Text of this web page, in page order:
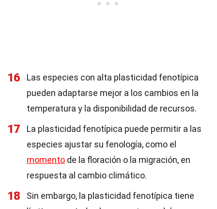
16
Las especies con alta plasticidad fenotípica
pueden adaptarse mejor a los cambios en la
temperatura y la disponibilidad de recursos.
17
La plasticidad fenotípica puede permitir a las
especies ajustar su fenología, como el
momento de la floración o la migración, en
respuesta al cambio climático.
18
Sin embargo, la plasticidad fenotípica tiene